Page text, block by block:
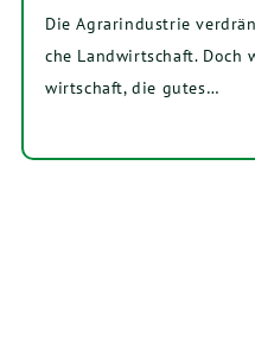
Die Agrar­in­dus­trie
che Land­wirt­schaft.
wirt­schaft, die gutes…